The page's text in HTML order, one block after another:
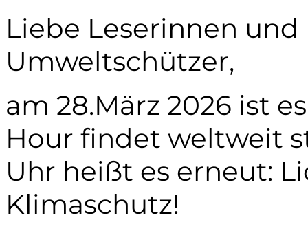
Liebe Leserinnen und
Umweltschützer,
am 28.März 2026 ist
Hour findet weltweit
Uhr heißt es erneut:
Klimaschutz!